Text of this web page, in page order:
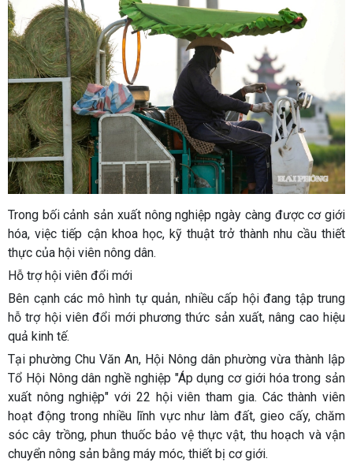
Trong bối cảnh sản xuất nông nghiệp ngày càng được cơ giới
hóa, việc tiếp cận khoa học, kỹ thuật trở thành nhu cầu thiết
thực của hội viên nông dân.
Hỗ trợ hội viên đổi mới
Bên cạnh các mô hình tự quản, nhiều cấp hội đang tập trung
hỗ trợ hội viên đổi mới phương thức sản xuất, nâng cao hiệu
quả kinh tế.
Tại phường Chu Văn An, Hội Nông dân phường vừa thành lập
Tổ Hội Nông dân nghề nghiệp "Áp dụng cơ giới hóa trong sản
xuất nông nghiệp" với 22 hội viên tham gia. Các thành viên
hoạt động trong nhiều lĩnh vực như làm đất, gieo cấy, chăm
sóc cây trồng, phun thuốc bảo vệ thực vật, thu hoạch và vận
chuyển nông sản bằng máy móc, thiết bị cơ giới.